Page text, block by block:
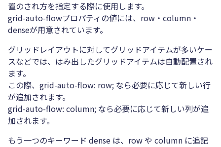
置のされ方を指定する際に使用します。
grid-auto-flowプロパティの値には、row・column・
denseが用意されています。
グリッドレイアウトに対してグリッドアイテムが多いケー
スなどでは、はみ出したグリッドアイテムは自動配置され
ます。
この際、grid-auto-flow: row; なら必要に応じて新しい行
が追加されます。
grid-auto-flow: column; なら必要に応じて新しい列が追
加されます。
もう一つのキーワード dense は、row や column に追記